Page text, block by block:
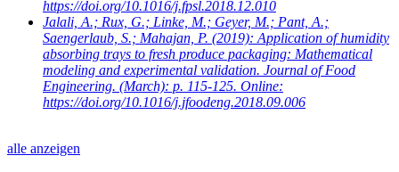
https://doi.org/10.1016/j.fpsl.2018.12.010
Jalali, A.; Rux, G.; Linke, M.; Geyer, M.; Pant, A.;
Saengerlaub, S.; Mahajan, P. (2019): Application of humidity
absorbing trays to fresh produce packaging: Mathematical
modeling and experimental validation. Journal of Food
Engineering. (March): p. 115-125. Online:
https://doi.org/10.1016/j.jfoodeng.2018.09.006
alle anzeigen